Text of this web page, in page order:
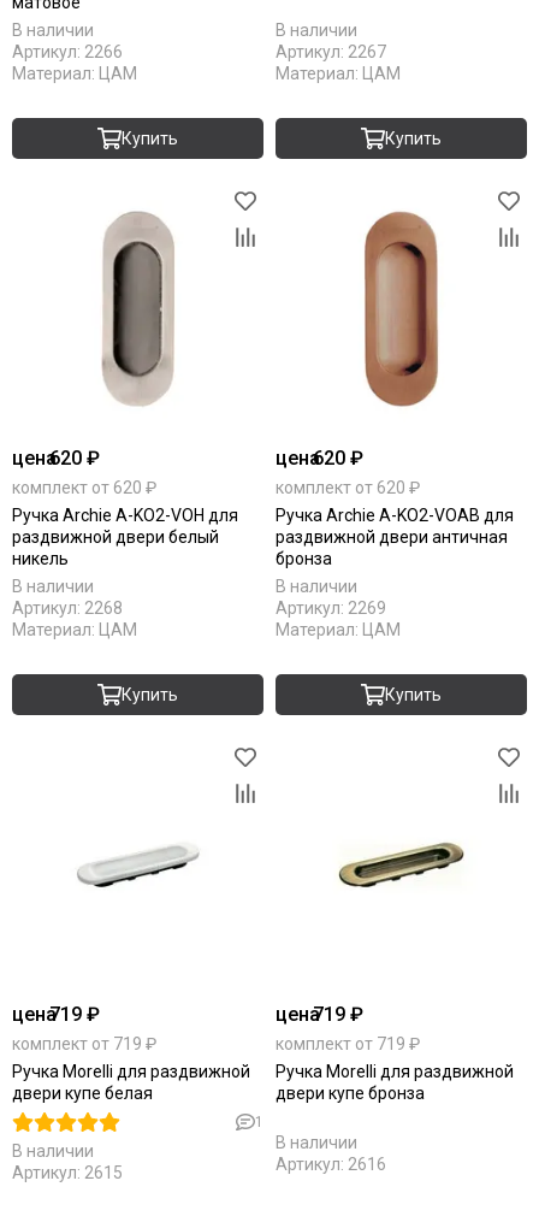
В наличии
Артикул: 2266
Материал:
ЦАМ
Купить
В наличии
Артикул: 2267
Материал:
ЦАМ
Купить
цена620 ₽
комплект от 620 ₽
Ручка Archie A-KO2-VOH для
раздвижной двери белый
никель
В наличии
Артикул: 2268
Материал:
ЦАМ
Купить
цена620 ₽
комплект от 620 ₽
Ручка Archie A-KO2-VOAB для
раздвижной двери античная
бронза
В наличии
Артикул: 2269
Материал:
ЦАМ
Купить
цена719 ₽
комплект от 719 ₽
Ручка Morelli для раздвижной
двери купе белая
1
В наличии
Артикул: 2615
цена719 ₽
комплект от 719 ₽
Ручка Morelli для раздвижной
двери купе бронза
В наличии
Артикул: 2616